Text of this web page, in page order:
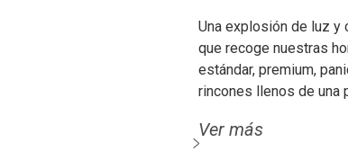
Una explosión de luz y
que recoge nuestras
estándar, premium,
rincones llenos de una
Ver más